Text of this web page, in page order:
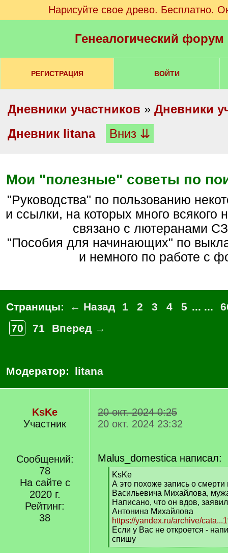
Нарисуйте свое древо. Бесплатно.
Генеалогический
РЕГИСТРАЦИЯ ВОЙТИ
Дневники участников » Дневники
Дневник litana
Вниз ⇊
Мои "полезные" советы по
"Руководства" по пользованию некоторыми сайтами
и ссылки, на которых много всякого
связано с лютеранами
"Пособия для начинающих" по
и немного по работе с
Страницы: ← Назад 1 2 3 4 5 ... ...
70
71 Вперед →
Модератор: litana
KsKe
Участник
Сообщений:
78
На сайте с
2020 г.
Рейтинг:
38
20 окт. 2024 0:25
20 окт. 2024 23:32
Malus_domestica написал:
[
q
]
KsKe
А это похоже запись о смерти
Васильевича Михайлова,
Написано, что он вдов,
Антонина Михайлова
https://yandex.ru/archive/
Если у Вас не откроется -
спишу
[